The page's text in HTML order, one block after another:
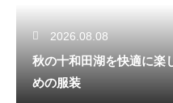
2026.08.08
秋の十和田湖を快適に楽
めの服装